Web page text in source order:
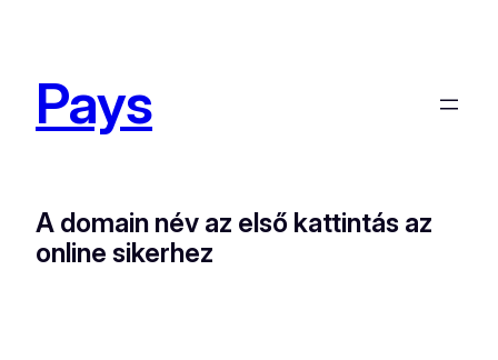
Pays
A domain név az első kattintás az
online sikerhez